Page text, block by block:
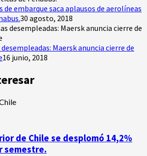
de embarque saca aplausos de aerolíneas
30 agosto, 2018
Maersk anuncia cierre de
16 junio, 2018
de Chile se desplomó 14,2%
semestre.